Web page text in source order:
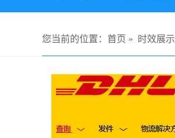
您当前的位置： 首页 » 时效展示